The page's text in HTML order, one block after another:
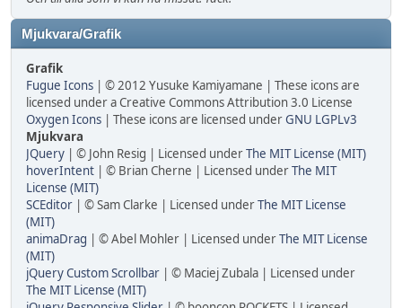
Mjukvara/Grafik
Grafik
Fugue Icons | © 2012 Yusuke Kamiyamane | These icons are
licensed under a Creative Commons Attribution 3.0 License
Oxygen Icons | These icons are licensed underGNU LGPLv3
Mjukvara
JQuery | © John Resig | Licensed underThe MIT License (MIT)
hoverIntent | © Brian Cherne | Licensed underThe MIT
License (MIT)
SCEditor | © Sam Clarke | Licensed underThe MIT License
(MIT)
animaDrag | © Abel Mohler | Licensed underThe MIT License
(MIT)
jQuery Custom Scrollbar | © Maciej Zubala | Licensed under
The MIT License (MIT)